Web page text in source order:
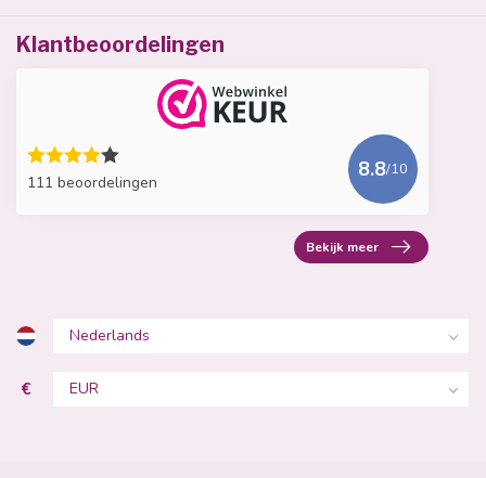
Klantbeoordelingen
111 beoordelingen
8.8/10
Bekijk meer
€